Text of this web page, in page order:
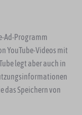
Ad-Programm
YouTube-Videos mit
legt aber auch in
das Speichern von